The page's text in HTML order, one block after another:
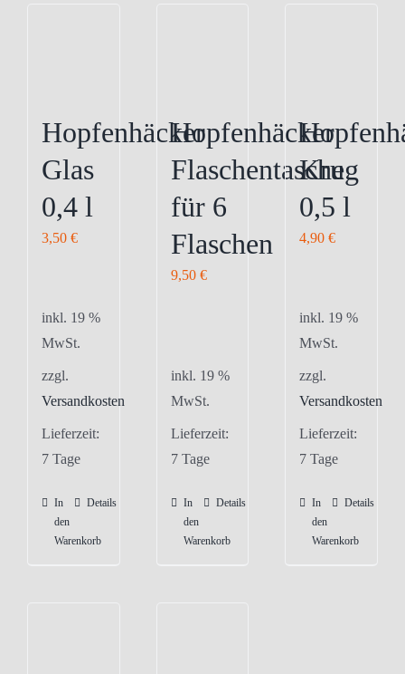
Hopfenhäcker
Glas
0,4 l
3,50 €
inkl. 19 %
MwSt.
zzgl.
Versandkosten
Lieferzeit:
7 Tage
In
den
Warenkorb
Details
Hopfenhäcker
Flaschentasche
für 6
Flaschen
9,50 €
inkl. 19 %
MwSt.
Lieferzeit:
7 Tage
In
den
Warenkorb
Details
Krug
0,5 l
4,90€
inkl. 19 %
MwSt.
zzgl.
Versandkosten
Lieferzeit:
7 Tage
In
den
Warenkorb
Details